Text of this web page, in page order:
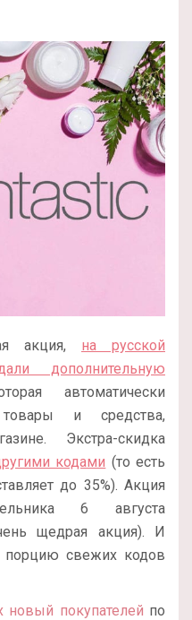
акция, на русской
дополнительную
автоматически
и средства,
Экстра-скидка
кодами (то есть
до 35%). Акция
6 августа
щедрая акция). И
свежих кодов
новый покупателей по